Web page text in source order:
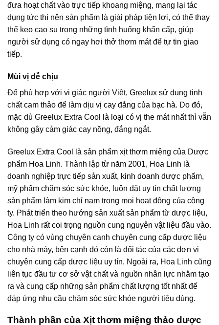
đưa hoạt chất vào trực tiếp khoang miệng, mang lại tác
dụng tức thì nên sản phẩm là giải pháp tiện lợi, có thể thay
thế kẹo cao su trong những tình huống khẩn cấp, giúp
người sử dụng có ngay hơi thở thơm mát để tự tin giao
tiếp.
Mùi vị dễ chịu
Để phù hợp với vị giác người Việt, Greelux sử dụng tinh
chất cam thảo để làm dịu vị cay đắng của bạc hà. Do đó,
mặc dù Greelux Extra Cool là loại có vị the mát nhất thì vẫn
không gây cảm giác cay nồng, đắng ngắt.
Greelux Extra Cool là sản phẩm xịt thơm miệng của Dược
phẩm Hoa Linh. Thành lập từ năm 2001, Hoa Linh là
doanh nghiệp trực tiếp sản xuất, kinh doanh dược phẩm,
mỹ phẩm chăm sóc sức khỏe, luôn đặt uy tín chất lượng
sản phẩm làm kim chỉ nam trong mọi hoạt động của công
ty. Phát triển theo hướng sản xuất sản phẩm từ dược liệu,
Hoa Linh rất coi trọng nguồn cung nguyên vật liệu đầu vào.
Công ty có vùng chuyên canh chuyên cung cấp dược liệu
cho nhà máy, bên cạnh đó còn là đối tác của các đơn vị
chuyên cung cấp dược liệu uy tín. Ngoài ra, Hoa Linh cũng
liên tục đầu tư cơ sở vật chất và nguồn nhân lực nhằm tạo
ra và cung cấp những sản phẩm chất lượng tốt nhất để
đáp ứng nhu cầu chăm sóc sức khỏe người tiêu dùng.
Thành phần của Xịt thơm miệng thảo dược